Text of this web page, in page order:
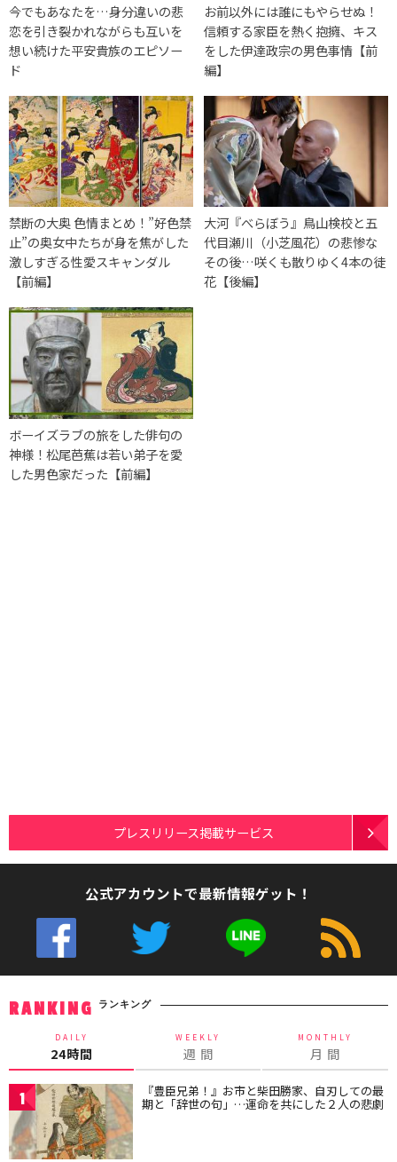
今でもあなたを…身分違いの悲
恋を引き裂かれながらも互いを
想い続けた平安貴族のエピソー
ド
お前以外には誰にもやらせぬ！
信頼する家臣を熱く抱擁、キス
をした伊達政宗の男色事情【前
編】
禁断の大奥 色情まとめ！”好色禁
止”の奥女中たちが身を焦がした
激しすぎる性愛スキャンダル
【前編】
大河『べらぼう』鳥山検校と五
代目瀬川（小芝風花）の悲惨な
その後…咲くも散りゆく4本の徒
花【後編】
ボーイズラブの旅をした俳句の
神様！松尾芭蕉は若い弟子を愛
した男色家だった【前編】
プレスリリース掲載サービス
公式アカウントで最新情報ゲット！
RANKING ランキング
DAILY
24時間
WEEKLY
週 間
MONTHLY
月 間
1 『豊臣兄弟！』お市と柴田勝家、自刃しての最
期と「辞世の句」…運命を共にした２人の悲劇